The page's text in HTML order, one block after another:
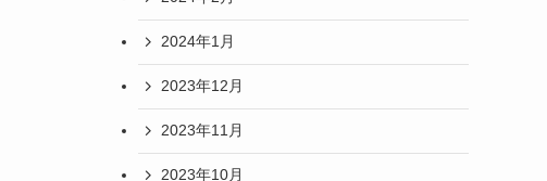
2024年1月
2023年12月
2023年11月
2023年10月